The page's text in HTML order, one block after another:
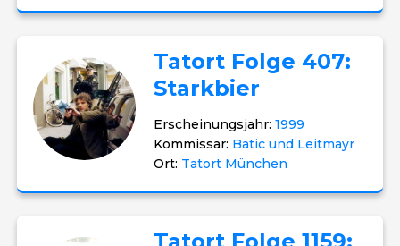
Tatort Folge 407:
Starkbier
Erscheinungsjahr:1999
Kommissar: Batic und Leitmayr
Ort: Tatort München